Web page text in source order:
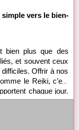
vers le bien-
bien plus que des
et souvent ceux
Offrir à nos
le Reiki, c’est
chaque jour.
et non intrusive,
soutien pour